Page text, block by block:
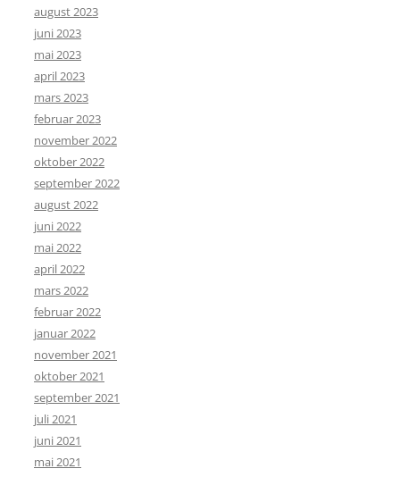
august 2023
juni 2023
mai 2023
april 2023
mars 2023
februar 2023
november 2022
oktober 2022
september 2022
august 2022
juni 2022
mai 2022
april 2022
mars 2022
februar 2022
januar 2022
november 2021
oktober 2021
september 2021
juli 2021
juni 2021
mai 2021